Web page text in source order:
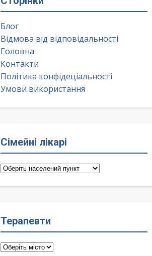
Блог
Відмова від відповідальності
Головна
Контакти
Політика конфідеціальності
Умови використання
Сімейні лікарі
Сімейні
Терапевти
Терапевти